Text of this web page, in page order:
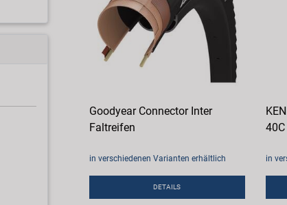
Goodyear Connector Inter
Faltreifen
in verschiedenen Varianten erhältlich
DETAILS
in